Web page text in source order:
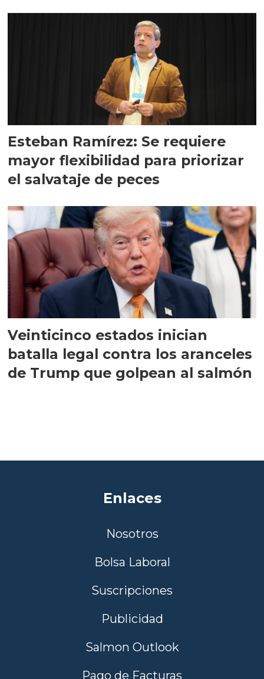
Esteban Ramírez: Se requiere
mayor flexibilidad para priorizar
el salvataje de peces
Veinticinco estados inician
batalla legal contra los aranceles
de Trump que golpean al salmón
Enlaces
Nosotros
Bolsa Laboral
Suscripciones
Publicidad
Salmon Outlook
Pago de Facturas